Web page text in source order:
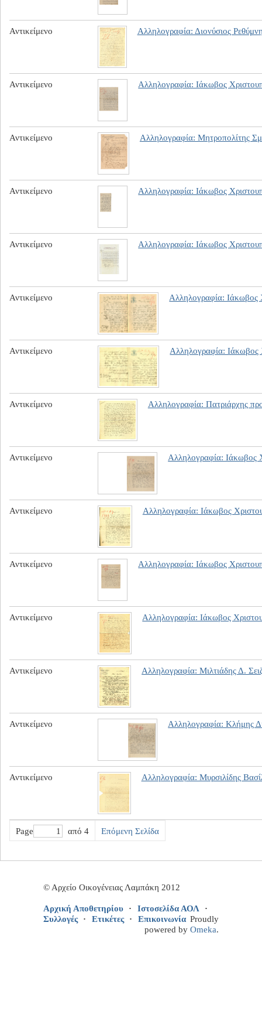
Αντικείμενο Αλληλογραφία: Διονύσιος
Αντικείμενο Αλληλογραφία: Ιάκωβος
Αντικείμενο Αλληλογραφία: Μητροπολίτης
Αντικείμενο Αλληλογραφία: Ιάκωβος
Αντικείμενο Αλληλογραφία: Ιάκωβος
Αντικείμενο Αλληλογραφία: Ιάκωβος
Αντικείμενο Αλληλογραφία: Ιάκωβος
Αντικείμενο Αλληλογραφία: Πατριάρχης
Αντικείμενο Αλληλογραφία: Ιάκωβος
Αντικείμενο Αλληλογραφία: Ιάκωβος
Αντικείμενο Αλληλογραφία: Ιάκωβος
Αντικείμενο Αλληλογραφία: Ιάκωβος
Αντικείμενο Αλληλογραφία: Μιλτιάδης Δ.
Αντικείμενο Αλληλογραφία: Κλήμης
Αντικείμενο Αλληλογραφία: Μυρσιλίδης
Page από 4 Επόμενη Σελίδα
© Αρχείο Οικογένειας Λαμπάκη 2012
Αρχική Αποθετηρίου
Ιστοσελίδα ΑΟΛ
Συλλογές
Ετικέτες Επικοινωνία Proudly
powered by Omeka.